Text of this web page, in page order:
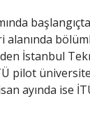
alanında
İstanbul
pilot
ayında ise